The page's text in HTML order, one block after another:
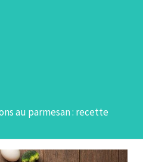
au parmesan : recette